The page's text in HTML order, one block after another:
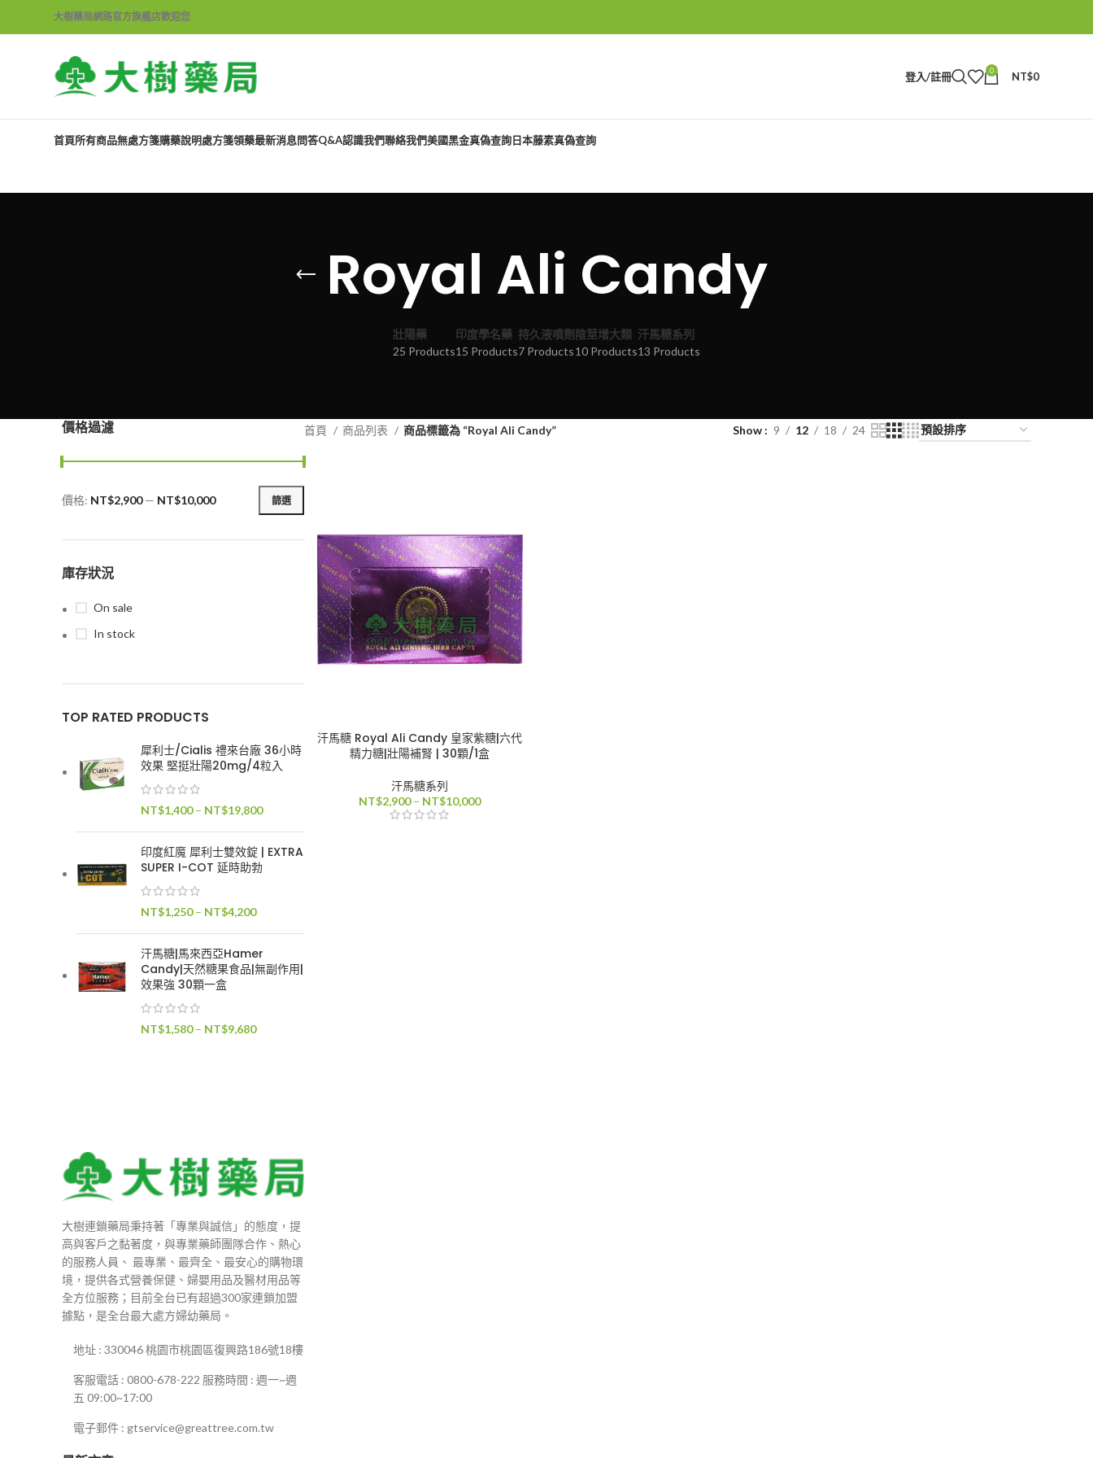
大樹藥局網路官方旗艦店歡迎您
登入/註冊 0 NT$0
首頁所有商品無處方箋購藥說明處方箋領藥最新消息問答Q&A認識我們聯絡我們美國黑金真偽查詢日本藤素真偽查詢
Royal Ali Candy
壯陽藥
25 Products
印度學名藥
15 Products
持久液噴劑
7 Products
陰莖增大類
10 Products
汗馬糖系列
13 Products
價格過濾
最
價
最
價
篩選
價格: NT$2,900— NT$10,000
庫存狀況
On sale
In stock
TOP RATED PRODUCTS
犀利士/Cialis 禮來台廠 36小時
效果 堅挺壯陽20mg/4粒入
NT$1,400 – NT$19,800價
範
印度紅魔 犀利士雙效錠 | EXTRA
SUPER I-COT 延時助勃
NT$1,250 – NT$4,200價
圍：
汗馬糖|馬來西亞Hamer
Candy|天然糖果食品|無副作用|
效果強 30顆一盒
NT$1,580 – NT$9,680價
首頁 商品列表 商品標籤為 “Royal Ali Candy” Show 9 12 18 24
汗馬糖 Royal Ali Candy 皇家紫糖|六代
精力糖|壯陽補腎 | 30顆/1盒
汗馬糖系列
NT$2,900 – NT$10,000價
大樹連鎖藥局秉持著「專業與誠信」的態度，提
高與客戶之黏著度，與專業藥師團隊合作、熱心
的服務人員、 最專業、最齊全、最安心的購物環
境，提供各式營養保健、婦嬰用品及醫材用品等
全方位服務；目前全台已有超過300家連鎖加盟
據點，是全台最大處方婦幼藥局。
地址 : 330046 桃園市桃園區復興路186號18樓
客服電話 : 0800-678-222 服務時間 : 週一~週
五 09:00~17:00
電子郵件 : gtservice@greattree.com.tw